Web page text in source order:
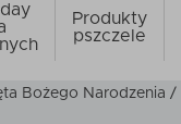
Produkty
pszczele
Bożego Narodzenia /